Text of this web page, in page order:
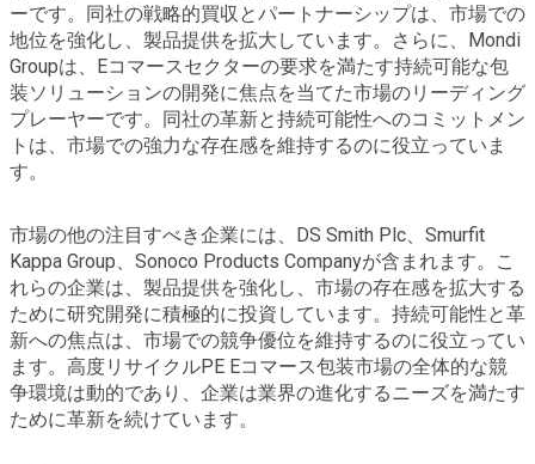
ーです。同社の戦略的買収とパートナーシップは、市場での
地位を強化し、製品提供を拡大しています。さらに、Mondi
Groupは、Eコマースセクターの要求を満たす持続可能な包
装ソリューションの開発に焦点を当てた市場のリーディング
プレーヤーです。同社の革新と持続可能性へのコミットメン
トは、市場での強力な存在感を維持するのに役立っていま
す。
市場の他の注目すべき企業には、DS Smith Plc、Smurfit
Kappa Group、Sonoco Products Companyが含まれます。こ
れらの企業は、製品提供を強化し、市場の存在感を拡大する
ために研究開発に積極的に投資しています。持続可能性と革
新への焦点は、市場での競争優位を維持するのに役立ってい
ます。高度リサイクルPE Eコマース包装市場の全体的な競
争環境は動的であり、企業は業界の進化するニーズを満たす
ために革新を続けています。